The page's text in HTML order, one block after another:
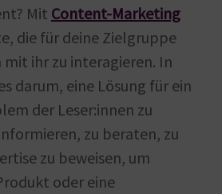
Mit Content-Marketing
die für deine Zielgruppe
ihr zu interagieren. In
darum, eine Lösung für ein
der Leser:innen zu
zu beraten, zu
zu beweisen, um
oder eine